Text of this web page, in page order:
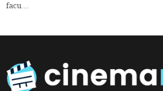
facu…